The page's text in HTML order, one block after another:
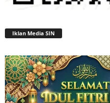
Iklan Media SIN